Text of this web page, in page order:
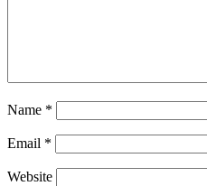
Name *
Email *
Website